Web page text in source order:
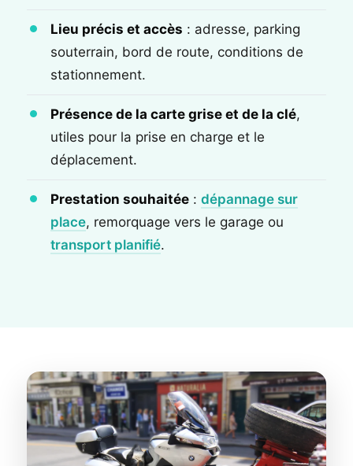
Lieu précis et accès : adresse, parking
souterrain, bord de route, conditions de
stationnement.
Présence de la carte grise et de la clé,
utiles pour la prise en charge et le
déplacement.
Prestation souhaitée : dépannage sur
place, remorquage vers le garage ou
transport planifié.